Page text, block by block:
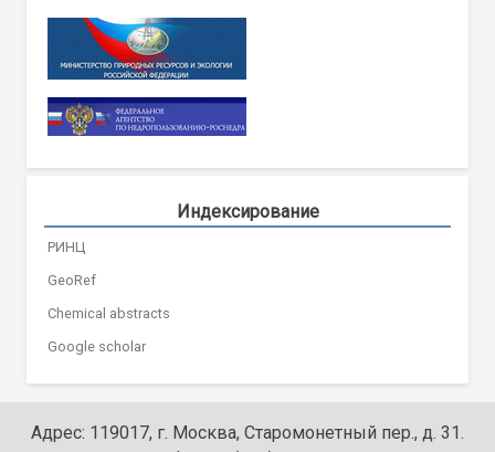
Индексирование
РИНЦ
GeoRef
Chemical abstracts
Google scholar
Адрес: 119017, г. Москва, Старомонетный пер., д. 31.